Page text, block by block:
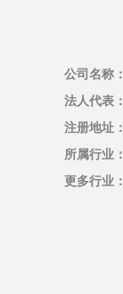
公司名称：
法人代表：
注册地址：
所属行业：
更多行业：